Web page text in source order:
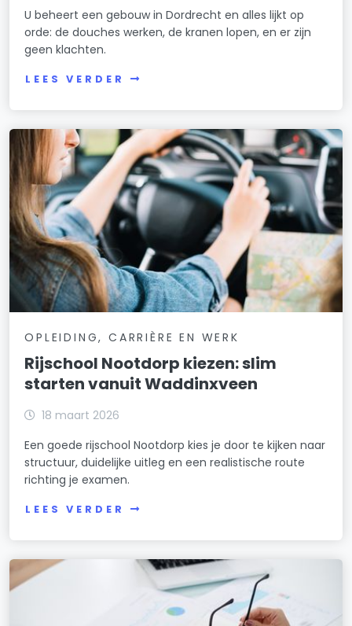
U beheert een gebouw in Dordrecht en alles lijkt op
orde: de douches werken, de kranen lopen, en er zijn
geen klachten.
LEES VERDER
OPLEIDING, CARRIÈRE EN WERK
Rijschool Nootdorp kiezen: slim
starten vanuit Waddinxveen
18 maart 2026
Een goede rijschool Nootdorp kies je door te kijken naar
structuur, duidelijke uitleg en een realistische route
richting je examen.
LEES VERDER